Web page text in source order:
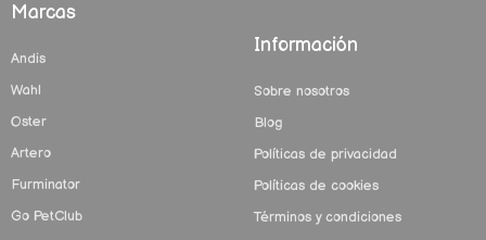
Marcas
Andis
Wahl
Oster
Artero
Furminator
Go PetClub
Información
Sobre nosotros
Blog
Políticas de privacidad
Políticas de cookies
Términos y condiciones